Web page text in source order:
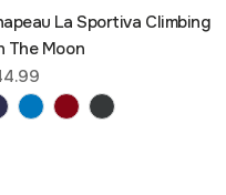
La Sportiva Climbing
The Moon